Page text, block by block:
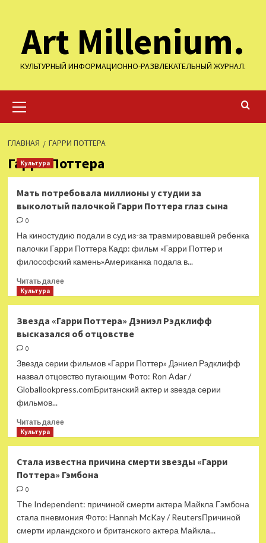
содержимому
Art Millenium.
КУЛЬТУРНЫЙ ИНФОРМАЦИОННО-РАЗВЛЕКАТЕЛЬНЫЙ ЖУРНАЛ.
меню
ГЛАВНАЯ ГАРРИ ПОТТЕРА
Гарри Поттера
Культура
Мать потребовала миллионы у студии за
выколотый палочкой Гарри Поттера глаз сына
0
На киностудию подали в суд из-за травмировавшей ребенка
палочки Гарри Поттера Кадр: фильм «Гарри Поттер и
философский камень»Американка подала в...
Читать далееПрочитать
потребовала
миллионы
студии
выколотый
палочкой
глаз
сына
Культура
Звезда «Гарри Поттера» Дэниэл Рэдклифф
высказался об отцовстве
0
Звезда серии фильмов «Гарри Поттер» Дэниел Рэдклифф
назвал отцовство пугающим Фото: Ron Adar /
Globallookpress.comБританский актер и звезда серии
фильмов...
Читать далееПрочитать
«Гарри
Поттера»
Рэдклифф
высказался
об
отцовстве
Культура
Стала известна причина смерти звезды «Гарри
Поттера» Гэмбона
0
The Independent: причиной смерти актера Майкла Гэмбона
стала пневмония Фото: Hannah McKay / ReutersПричиной
смерти ирландского и британского актера Майкла...